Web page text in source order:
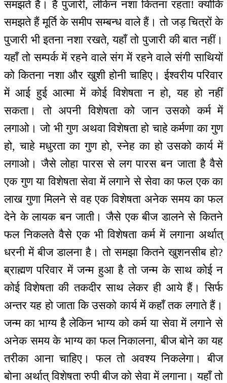
समझते हैं। हैं पुजारी, लेकिन नशा कितना रहता! क्योंकि
समझते हैं मूर्ति के समीप सम्बन्ध वाले हैं। तो जड़ चित्रों के
पुजारी भी इतना नशा रखते, यहाँ तो पुजारी की बात नहीं।
यहाँ तो सम्पर्क में रहने वाले संग में रहने वाले संगी साथियों
को कितना नशा और खुशी होनी चाहिए। ईश्वरीय परिवार
में आई हुई आत्मा में कोई विशेषता न हो, यह हो नहीं
सकता। तो अपनी विशेषता को जान उसको कर्म में
लगाओ। जो भी गुण अथवा विशेषता हो चाहे कर्मणा का गुण
हो, चाहे मधुरता का गुण हो, स्नेह का हो उसको कार्य में
लगाओ। जैसे लोहा पारस से लग पारस बन जाता है वैसे
एक गुण या विशेषता सेवा में लगाने से सेवा का फल एक का
लाख गुणा मिलने से वह एक विशेषता अनेक समय का फल
देने के लायक बन जाती। जैसे एक बीज डालने से कितने
फल निकलते वैसे एक भी विशेषता कर्म में लगाना अर्थात्
धरनी में बीज डालना है। तो समझा कितने खुशनसीब हो?
ब्राह्मण परिवार में जन्म हुआ है तो जन्म के साथ कोई न
कोई विशेषता की तकदीर साथ लेकर ही आये हैं। सिर्फ
अन्तर यह हो जाता कि उसको कार्य में कहाँ तक लगाते हैं।
जन्म का भाग्य है लेकिन भाग्य को कर्म या सेवा में लगाने से
अनेक समय के भाग्य का फल निकालना, बीज बोने का यह
तरीका आना चाहिए। फल तो अवश्य निकलेगा। बीज
बोना अर्थात् विशेषता रुपी बीज को सेवा में लगाना। यहाँ तो